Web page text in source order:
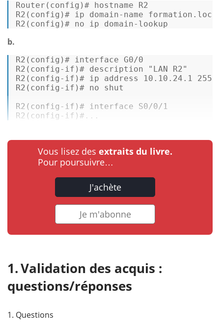
Router
R2 (config)# ip domain-name formation
R2 (config)# no ip domain-lookup
b.
R2( config )# interface G0/0
R2( config - if )# description
"LAN R2"
R2( config - if )# ip address 10.10 .24 .1
R2( config - if )# no shut
R2( config - if )# interface S0/0/ 1
R2( config - if )#...
Vous lisez des extraits du livre.
Pour poursuivre…
J'achète
Je m'abonne
Validation des acquis :
questions/réponses
1. Questions